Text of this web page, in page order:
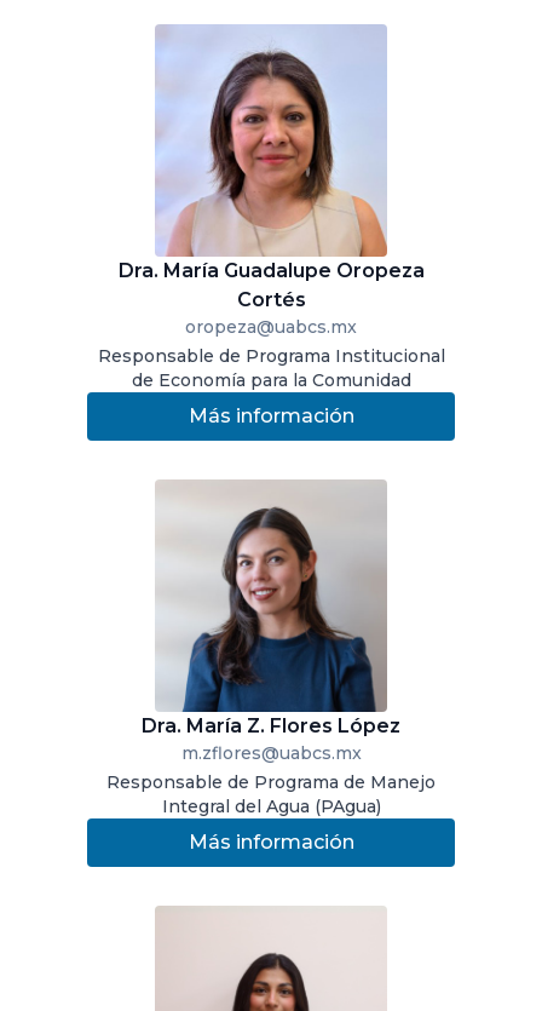
Dra. María Guadalupe Oropeza
Cortés
oropeza@uabcs.mx
Responsable de Programa Institucional
de Economía para la Comunidad
Más información
Dra. María Z. Flores López
m.zflores@uabcs.mx
Responsable de Programa de Manejo
Integral del Agua (PAgua)
Más información